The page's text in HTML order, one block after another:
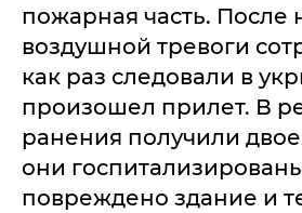
пожарная часть. После
воздушной тревоги
как раз следовали в
произошел прилет. В
ранения получили
они
повреждено здание и